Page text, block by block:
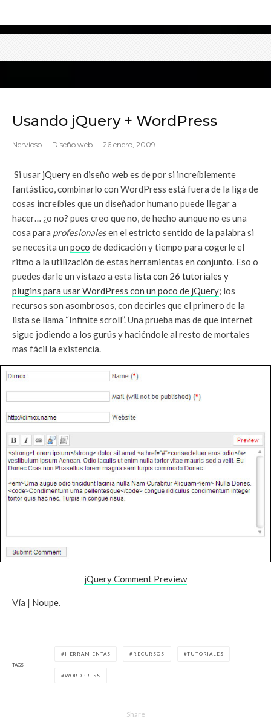
Usando jQuery + WordPress
Nervioso · Diseño web · 26 enero, 2009
Si usar jQueryen diseño web es de por si increíblemente
fantástico, combinarlo con WordPress está fuera de la liga de
cosas increíbles que un diseñador humano puede llegar a
hacer… ¿o no? pues creo que no, de hecho aunque no es una
cosa para profesionalesen el estricto sentido de la palabra si
se necesita un poco de dedicación y tiempo para cogerle el
ritmo a la utilización de estas herramientas en conjunto. Eso o
puedes darle un vistazo a esta lista con 26 tutoriales y
plugins para usar WordPress con un poco de jQuery; los
recursos son asombrosos, con decirles que el primero de la
lista se llama “Infinite scroll”. Una prueba mas de que internet
sigue jodiendo a los gurús y haciéndole al resto de mortales
mas fácil la existencia.
jQuery Comment Preview
Vía | Noupe.
TAGS
HERRAMIENTAS RECURSOS TUTORIALES
WORDPRESS
Share